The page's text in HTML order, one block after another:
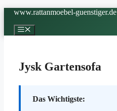
Zum
springen
www.rattanmoebel-guenstiger.de
Menü
Jysk Gartensofa
Das Wichtigste: